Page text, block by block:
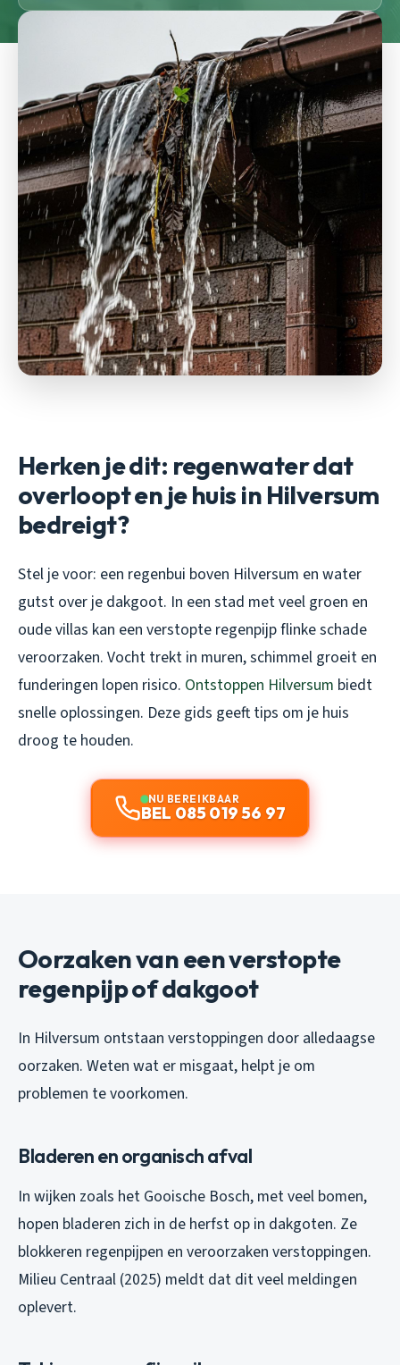
Herken je dit: regenwater dat
overloopt en je huis in Hilversum
bedreigt?
Stel je voor: een regenbui boven Hilversum en water
gutst over je dakgoot. In een stad met veel groen en
oude villas kan een verstopte regenpijp flinke schade
veroorzaken. Vocht trekt in muren, schimmel groeit en
funderingen lopen risico. Ontstoppen Hilversum biedt
snelle oplossingen. Deze gids geeft tips om je huis
droog te houden.
NU BEREIKBAAR
BEL 085 019 56 97
Oorzaken van een verstopte
regenpijp of dakgoot
In Hilversum ontstaan verstoppingen door alledaagse
oorzaken. Weten wat er misgaat, helpt je om
problemen te voorkomen.
Bladeren en organisch afval
In wijken zoals het Gooische Bosch, met veel bomen,
hopen bladeren zich in de herfst op in dakgoten. Ze
blokkeren regenpijpen en veroorzaken verstoppingen.
Milieu Centraal (2025) meldt dat dit veel meldingen
oplevert.